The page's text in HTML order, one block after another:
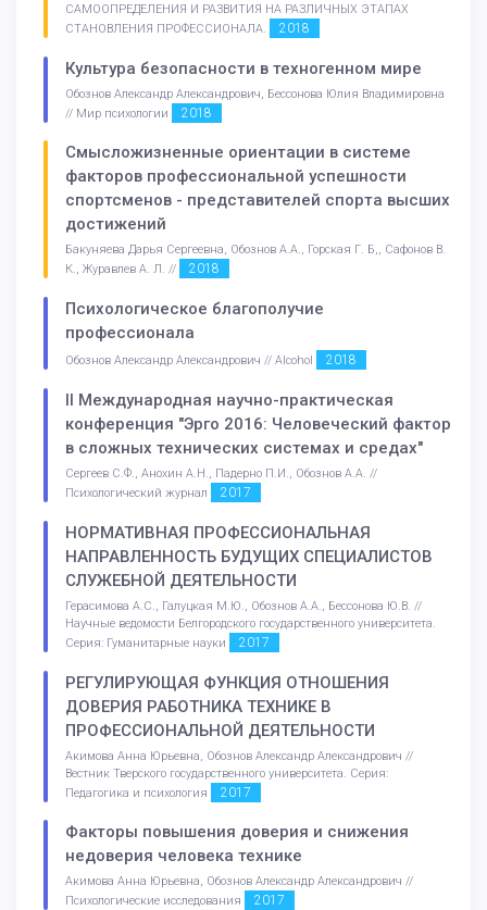
САМООПРЕДЕЛЕНИЯ И РАЗВИТИЯ НА РАЗЛИЧНЫХ ЭТАПАХ
СТАНОВЛЕНИЯ ПРОФЕССИОНАЛА.
2018
Культура безопасности в техногенном мире
Обознов Александр Александрович, Бессонова Юлия Владимировна
// Мир психологии
2018
Смысложизненные ориентации в системе
факторов профессиональной успешности
спортсменов - представителей спорта высших
достижений
Бакуняева Дарья Сергеевна, Обознов А.А., Горская Г. Б,, Сафонов В.
К., Журавлев А. Л. //
2018
Психологическое благополучие
профессионала
Обознов Александр Александрович // Alcohol 2018
II Международная научно-практическая
конференция "Эрго 2016: Человеческий фактор
в сложных технических системах и средах"
Сергеев С.Ф., Анохин А.Н., Падерно П.И., Обознов А.А. //
Психологический журнал
2017
НОРМАТИВНАЯ ПРОФЕССИОНАЛЬНАЯ
НАПРАВЛЕННОСТЬ БУДУЩИХ СПЕЦИАЛИСТОВ
СЛУЖЕБНОЙ ДЕЯТЕЛЬНОСТИ
Герасимова А.С., Галуцкая М.Ю., Обознов А.А., Бессонова Ю.В. //
Научные ведомости Белгородского государственного университета.
Серия: Гуманитарные науки
2017
РЕГУЛИРУЮЩАЯ ФУНКЦИЯ ОТНОШЕНИЯ
ДОВЕРИЯ РАБОТНИКА ТЕХНИКЕ В
ПРОФЕССИОНАЛЬНОЙ ДЕЯТЕЛЬНОСТИ
Акимова Анна Юрьевна, Обознов Александр Александрович //
Вестник Тверского государственного университета. Серия:
Педагогика и психология
2017
Факторы повышения доверия и снижения
недоверия человека технике
Акимова Анна Юрьевна, Обознов Александр Александрович //
Психологические исследования
2017